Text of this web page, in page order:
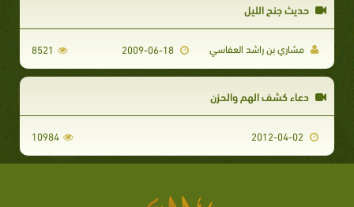
حديث جنح الليل
مشاري بن راشد العفاسي 8521
دعاء كشف الهم والحزن
10984